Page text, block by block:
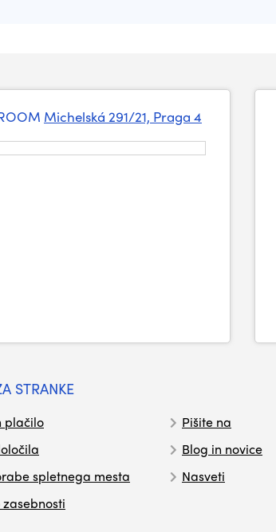
Michelská 291/21, Praga 4
STRANKE
plačilo
spletnega mesta
Pišite na
Blog in novice
Nasveti